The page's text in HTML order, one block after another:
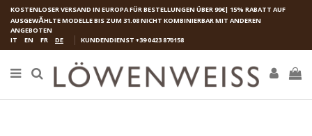
KOSTENLOSER VERSAND IN EUROPA FÜR BESTELLUNGEN ÜBER 99€| 15% RABATT AUF
AUSGEWӒHLTE MODELLE BIS ZUM 31.08 NICHT KOMBINIERBAR MIT ANDEREN
ANGEBOTEN
IT
EN FR DE KUNDENDIENST +39 0423 870158